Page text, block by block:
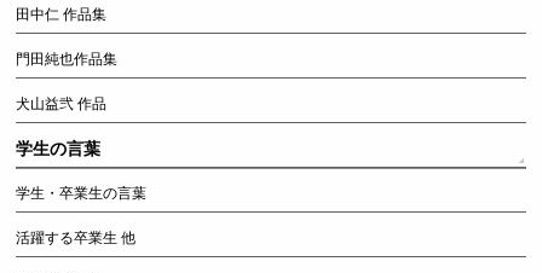
田中仁 作品集
門田純也作品集
犬山益弐 作品
学生の言葉
学生・卒業生の言葉
活躍する卒業生 他